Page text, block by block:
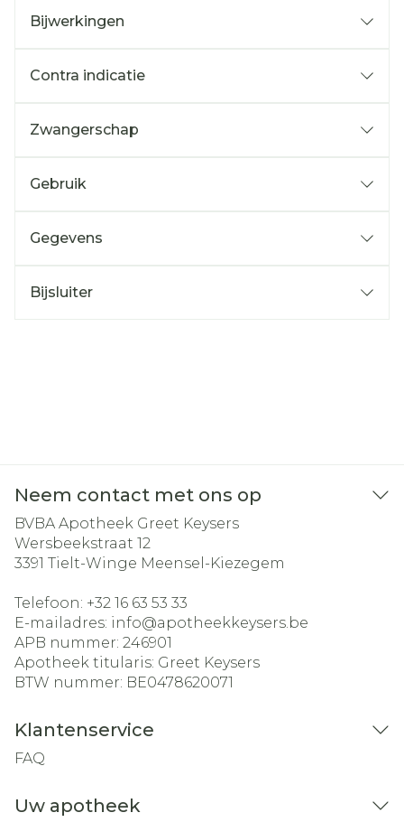
Bijwerkingen
Contra indicatie
Zwangerschap
Gebruik
Gegevens
Bijsluiter
Neem contact met ons op
BVBA Apotheek Greet Keysers
Wersbeekstraat 12
3391 Tielt-Winge Meensel-Kiezegem
Telefoon: +32 16 63 53 33
E-mailadres: info@apotheekkeysers.be
APB nummer: 246901
Apotheek titularis: Greet Keysers
BTW nummer: BE0478620071
Klantenservice
FAQ
Uw apotheek